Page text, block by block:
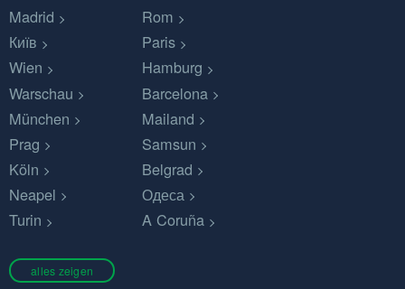
Madrid
Rom
Київ
Paris
Wien
Hamburg
Warschau
Barcelona
München
Mailand
Prag
Samsun
Köln
Belgrad
Neapel
Одеса
Turin
A Coruña
alles zeigen